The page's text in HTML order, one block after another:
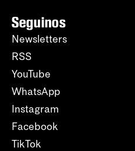
Seguinos
Newsletters
RSS
YouTube
WhatsApp
Instagram
Facebook
TikTok